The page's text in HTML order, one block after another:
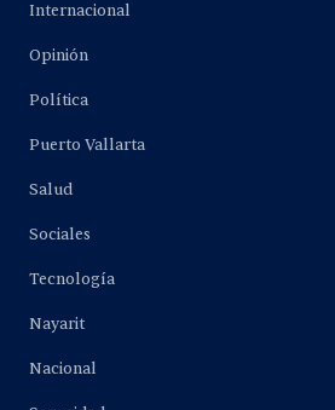
Internacional
Opinión
Política
Puerto Vallarta
Salud
Sociales
Tecnología
Nayarit
Nacional